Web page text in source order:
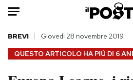
Auto
HOME
QUESTO ARTICOLO HA PIÙ DI 6
BREVI Giovedì 28 novembre 2019